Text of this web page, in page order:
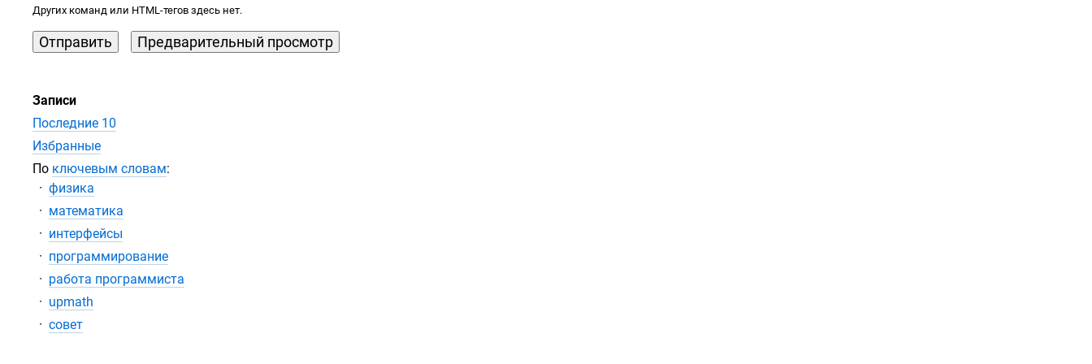
Других команд или HTML-тегов здесь нет.
Записи
Последние 10
Избранные
По ключевым словам:
физика
математика
интерфейсы
программирование
работа программиста
upmath
совет